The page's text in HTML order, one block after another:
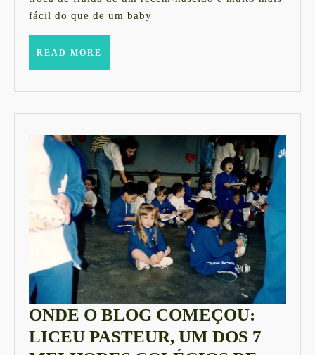
fácil do que de um baby
READ MORE
ONDE O BLOG COMEÇOU:
LICEU PASTEUR, UM DOS 7